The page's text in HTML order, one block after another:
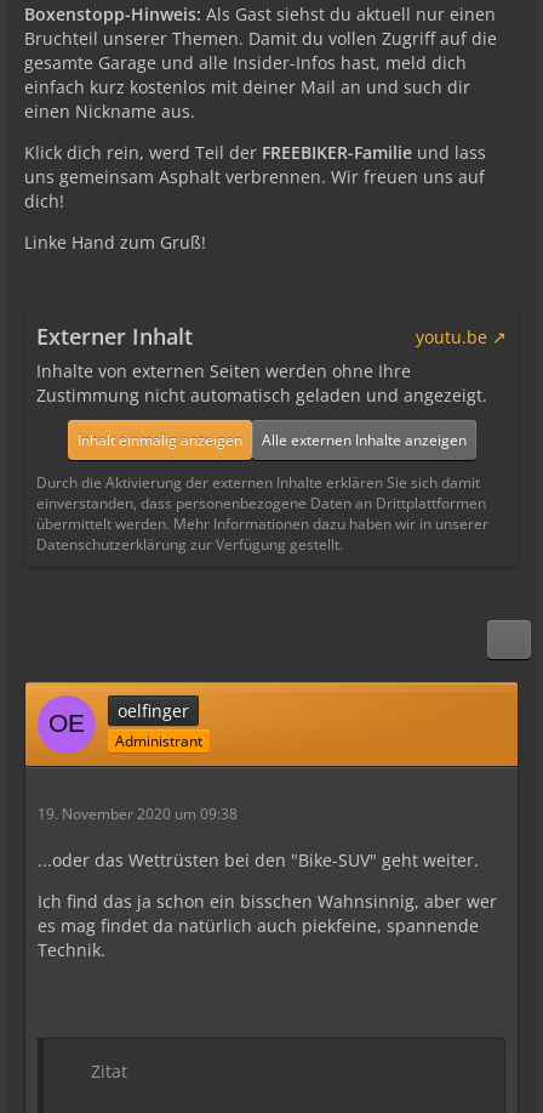
Boxenstopp-Hinweis: Als Gast siehst du aktuell nur einen
Bruchteil unserer Themen. Damit du vollen Zugriff auf die
gesamte Garage und alle Insider-Infos hast, meld dich
einfach kurz kostenlos mit deiner Mail an und such dir
einen Nickname aus.
Klick dich rein, werd Teil der FREEBIKER-Familie und lass
uns gemeinsam Asphalt verbrennen. Wir freuen uns auf
dich!
Linke Hand zum Gruß!
Externer Inhalt
youtu.be
Inhalte von externen Seiten werden ohne Ihre
Zustimmung nicht automatisch geladen und angezeigt.
Inhalt einmalig anzeigen Alle externen Inhalte anzeigen
Durch die Aktivierung der externen Inhalte erklären Sie sich damit
einverstanden, dass personenbezogene Daten an Drittplattformen
übermittelt werden. Mehr Informationen dazu haben wir in unserer
Datenschutzerklärung zur Verfügung gestellt.
oelfinger
Administrant
19. November 2020 um 09:38
...oder das Wettrüsten bei den "Bike-SUV" geht weiter.
Ich find das ja schon ein bisschen Wahnsinnig, aber wer
es mag findet da natürlich auch piekfeine, spannende
Technik.
Zitat